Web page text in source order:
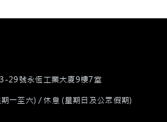
29號永恆工業大廈9樓7室
一至六) / 休息 (星期日及公眾假期)